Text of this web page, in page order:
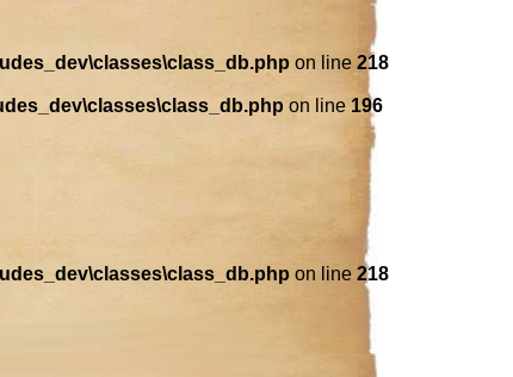
on line 218
on line 196
on line 218